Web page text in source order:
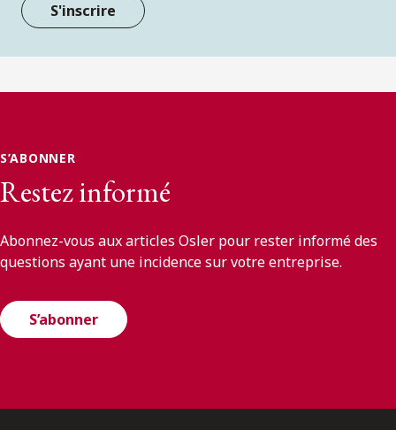
S'inscrire
S’ABONNER
Restez informé
Abonnez-vous aux articles Osler pour rester informé des
questions ayant une incidence sur votre entreprise.
S’abonner